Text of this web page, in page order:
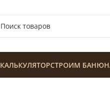
КАЛЬКУЛЯТОРСТРОИМ БАНЮ